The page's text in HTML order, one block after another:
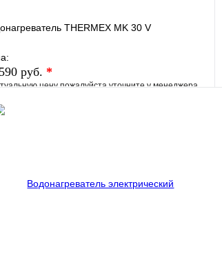
THERMEX MK 30 V
руб. *
цену пожалуйста уточните у менеджера
избранное